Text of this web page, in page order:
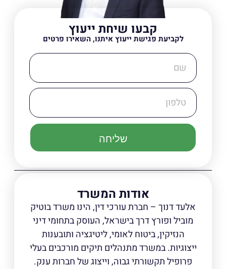
קבעו שיחת ייעוץ
לקביעת פגישת ייעוץ איתנו, השאירו פרטים
שליחה
אודות המשרד
אלעד דנוך – חברת עורכי דין, הינו משרד בוטיק
מוביל ופורץ דרך בישראל, העוסק בתחומי דיני
הנזיקין, ביטוח לאומי, ליטיגציה ותובענות
ייצוגיות. במשרד מתנהלים תיקים מורכבים בעלי
פרופיל תקשורתי גבוה, וייצוג של חברות ענק.